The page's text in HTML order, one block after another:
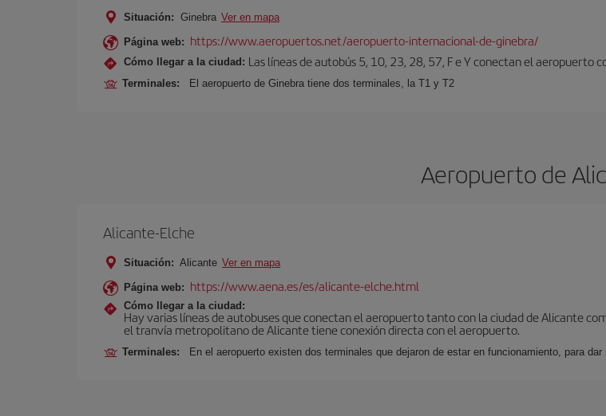
Situación: Ginebra Ver en mapa
Página web: https://www.aeropuertos.net/aeropuerto-internacional-de-ginebra/
Cómo llegar a la ciudad: Las líneas de autobús 5, 10, 23, 28, 57, F e Y conectan el aeropuerto
Terminales: El aeropuerto de Ginebra tiene dos terminales, la T1 y T2
Aeropuerto de
Alicante-Elche
Situación: Alicante Ver en mapa
Página web: https://www.aena.es/es/alicante-elche.html
Cómo llegar a la ciudad:
Hay varias líneas de autobuses que conectan el aeropuerto tanto con la ciudad de Alicante
el tranvía metropolitano de Alicante tiene conexión directa con el aeropuerto.
Terminales: En el aeropuerto existen dos terminales que dejaron de estar en funcionamiento, para